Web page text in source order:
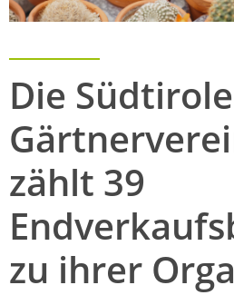
Die
zählt 39
zu ihrer